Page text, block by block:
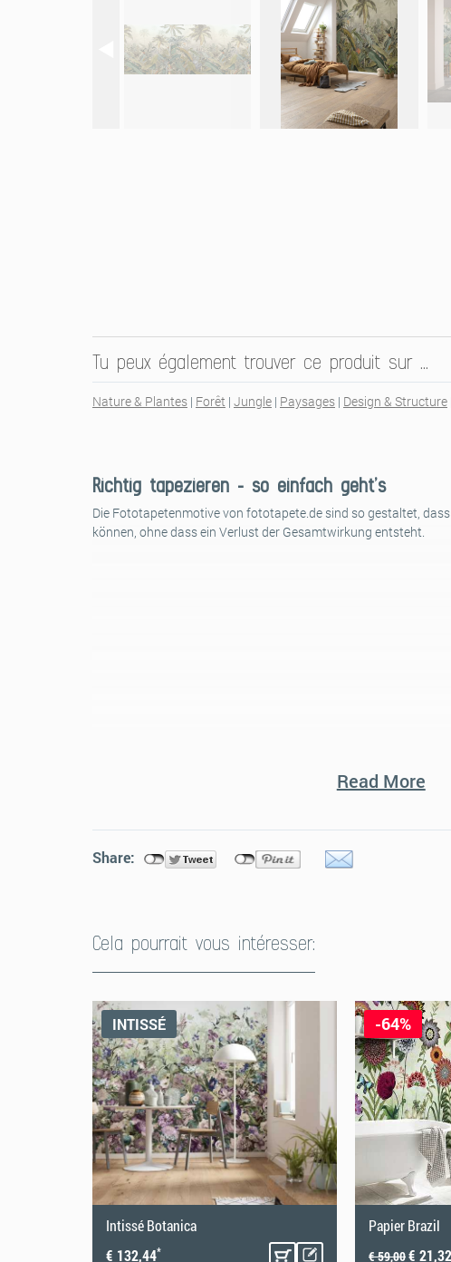
Tu peux également trouver ce produit sur …
Nature & Plantes | Forêt | Jungle | Paysages | Design & Structure
Richtig tapezieren – so einfach geht’s
Die Fototapetenmotive von fototapete.de sind so gestaltet,
können, ohne dass ein Verlust der Gesamtwirkung entsteht.
Papiertapeten
Papiertapeten erfordern beim Anbringen ein wenig Geschick.
richtigen Tapezieren hilft Dir dabei, die Papiertapete perfekt an
Ergebnis zu erhalten.
Read More
Share:
Cela pourrait vous intéresser:
INTISSÉ
Intissé Botanica
€ 132,44*
-64%
Papier Brazil
€ 59,00€ 21,32